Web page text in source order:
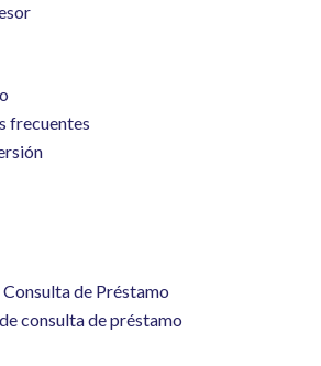
frecuentes
de Préstamo
consulta de préstamo